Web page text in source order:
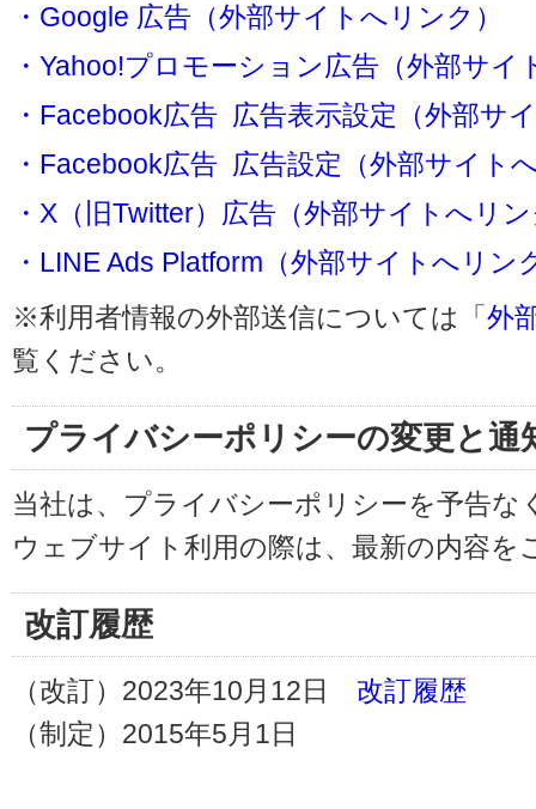
・Google 広告（外部サイトへリンク）
・Yahoo!プロモーション広告（外部サイ
・Facebook広告 広告表示設定（外部サ
・Facebook広告 広告設定（外部サイト
・X（旧Twitter）広告（外部サイトへリ
・LINE Ads Platform（外部サイトへリン
※利用者情報の外部送信については「外
覧ください。
プライバシーポリシーの変更と通
当社は、プライバシーポリシーを予告
ウェブサイト利用の際は、最新の内容を
改訂履歴
（改訂）2023年10月12日 改訂履歴
（制定）2015年5月1日